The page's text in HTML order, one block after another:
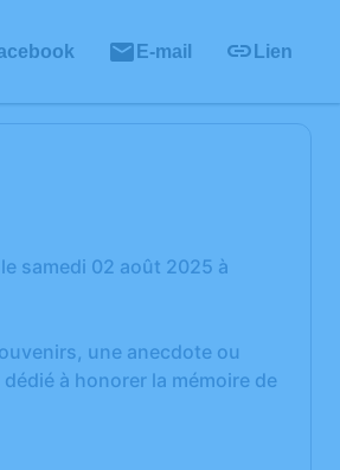
E-mail Lien
samedi 02 août 2025 à
une anecdote ou
à honorer la mémoire de